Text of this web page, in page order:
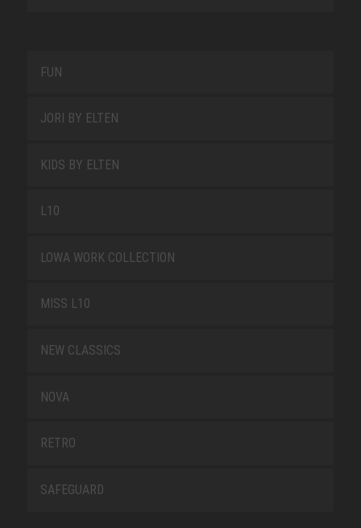
FUN
JORI BY ELTEN
KIDS BY ELTEN
L10
LOWA WORK COLLECTION
MISS L10
NEW CLASSICS
NOVA
RETRO
SAFEGUARD